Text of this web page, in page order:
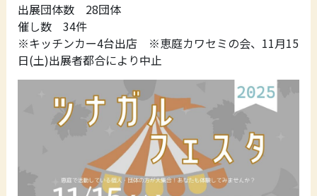
出展団体数 28団体
催し数 34件
※キッチンカー4台出店 ※恵庭カワセミの会、11月15
日(土)出展者都合により中止